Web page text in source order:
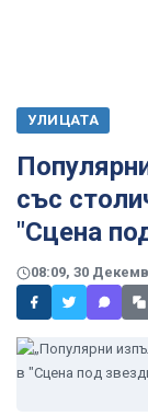
УЛИЦАТА
със
"Сцена
08:09, 30